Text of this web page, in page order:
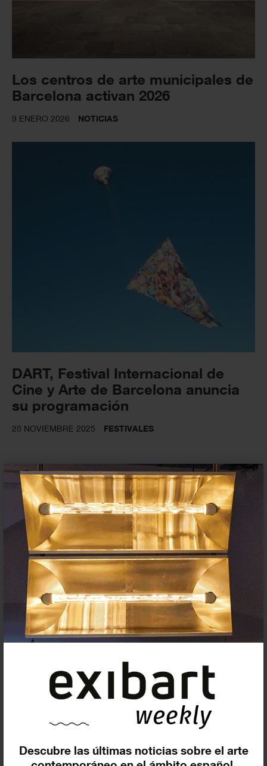
Descubre las últimas noticias sobre el arte
×
Los centros de arte municipales de
Barcelona activan 2026
9 ENERO 2026 NOTICIAS
DART, Festival Internacional de
Cine y Arte de Barcelona anuncia
su programación
28 NOVIEMBRE 2025 FESTIVALES
Suscríbete a la newsletter
Insertar residencias
Insertar exposición o evento